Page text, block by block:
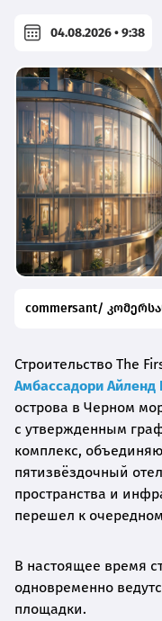
04.08.2026 • 9:38
commersant/
Строительство The
Амбассадори Айленд
острова в Черном
с утвержденным
комплекс,
пятизвёздочный
пространства и
перешел к
В настоящее время
одновременно
площадки.